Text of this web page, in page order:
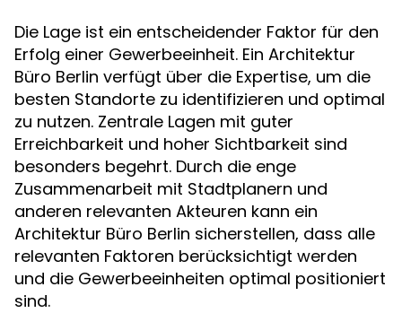
Die Lage ist ein entscheidender Faktor für den
Erfolg einer Gewerbeeinheit. Ein Architektur
Büro Berlin verfügt über die Expertise, um die
besten Standorte zu identifizieren und optimal
zu nutzen. Zentrale Lagen mit guter
Erreichbarkeit und hoher Sichtbarkeit sind
besonders begehrt. Durch die enge
Zusammenarbeit mit Stadtplanern und
anderen relevanten Akteuren kann ein
Architektur Büro Berlin sicherstellen, dass alle
relevanten Faktoren berücksichtigt werden
und die Gewerbeeinheiten optimal positioniert
sind.